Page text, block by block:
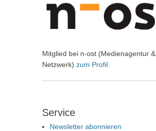
Mitglied bei n-ost (Medienagentur &
Netzwerk) zum Profil
Service
Newsletter abonnieren